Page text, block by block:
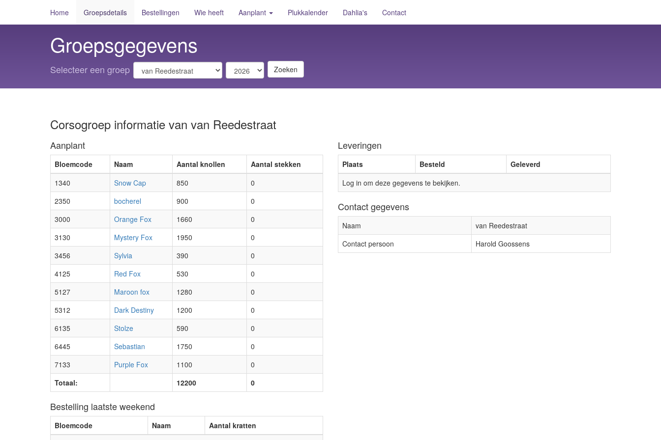
Home Groepsdetails Bestellingen Wie heeft Aanplant Plukkalender Dahlia's Contact
Groepsgegevens
Selecteer een groep Zoeken
Corsogroep informatie van van Reedestraat
Aanplant
Bloemcode Naam Aantal knollen
Aantal stekken
1340
Snow Cap 850
0
2350
bocherel 900
0
3000
Orange Fox 1660
0
3130
Mystery Fox 1950
0
3456
Sylvia 390
0
4125
Red Fox 530
0
5127
Maroon fox 1280
0
5312
Dark Destiny 1200
0
6135
Stolze 590
0
6445
Sebastian 1750
0
7133
Purple Fox 1100
0
Totaal:
12200 0
Bestelling laatste weekend
Bloemcode Naam
Aantal kratten
Leveringen
Plaats Besteld
Geleverd
Log in om deze gegevens te bekijken.
Contact gegevens
Naam
van Reedestraat
Contact persoon
Harold Goossens